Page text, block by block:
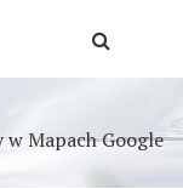
Mapach Google